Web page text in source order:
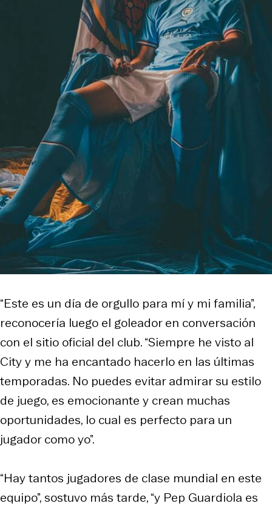
“Este es un día de orgullo para mí y mi familia”,
reconocería luego el goleador en conversación
con el sitio oficial del club. “Siempre he visto al
City y me ha encantado hacerlo en las últimas
temporadas. No puedes evitar admirar su estilo
de juego, es emocionante y crean muchas
oportunidades, lo cual es perfecto para un
jugador como yo”.
“Hay tantos jugadores de clase mundial en este
equipo”, sostuvo más tarde, “y Pep Guardiola es